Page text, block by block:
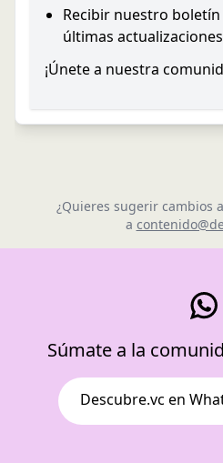
Recibir nuestro
últimas actualizaciones
¡Únete a nuestra
¿Quieres sugerir cambios
a
Súmate a la
Descubre.vc en